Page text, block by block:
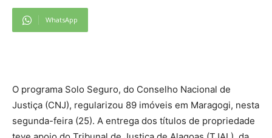
WhatsApp
O programa Solo Seguro, do Conselho Nacional de
Justiça (CNJ), regularizou 89 imóveis em Maragogi, nesta
segunda-feira (25). A entrega dos títulos de propriedade